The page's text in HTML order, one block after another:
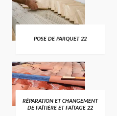
POSE DE PARQUET 22
RÉPARATION ET CHANGEMENT
DE FAÎTIÈRE ET FAÎTAGE 22